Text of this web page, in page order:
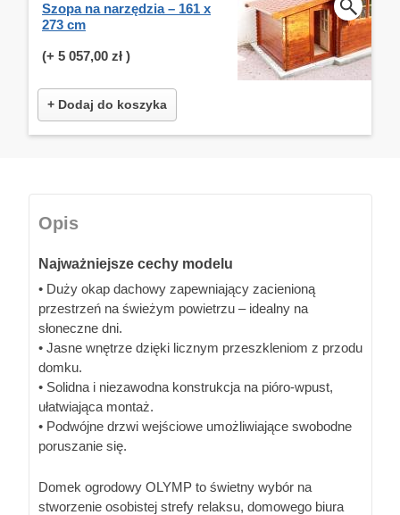
Szopa na narzędzia – 161 x
273 cm
(+ 5 057,00 zł )
+ Dodaj do koszyka
Opis
Najważniejsze cechy modelu
• Duży okap dachowy zapewniający zacienioną
przestrzeń na świeżym powietrzu – idealny na
słoneczne dni.
• Jasne wnętrze dzięki licznym przeszkleniom z przodu
domku.
• Solidna i niezawodna konstrukcja na pióro-wpust,
ułatwiająca montaż.
• Podwójne drzwi wejściowe umożliwiające swobodne
poruszanie się.
Domek ogrodowy OLYMP to świetny wybór na
stworzenie osobistej strefy relaksu, domowego biura